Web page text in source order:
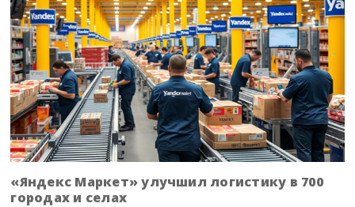
«Яндекс Маркет» улучшил логистику в 700
городах и селах